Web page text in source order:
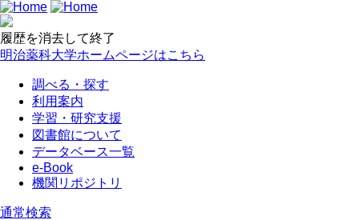
履歴を消去して終了
明治薬科大学ホームページはこちら
調べる・探す
利用案内
学習・研究支援
図書館について
データベース一覧
e-Book
機関リポジトリ
通常検索